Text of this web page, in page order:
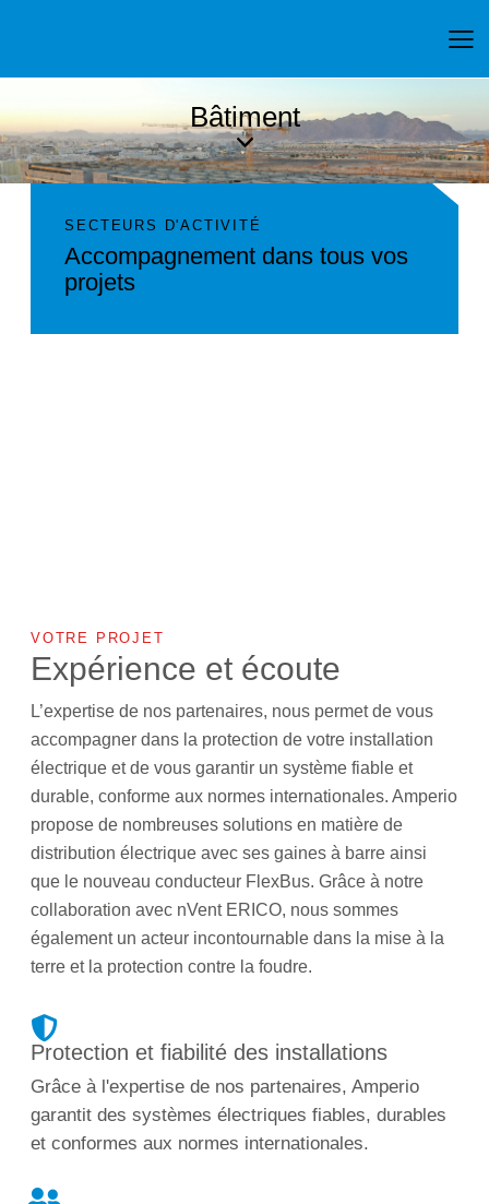
Bâtiment
SECTEURS D'ACTIVITÉ
Accompagnement dans tous vos
projets
VOTRE PROJET
Expérience et écoute
L’expertise de nos partenaires, nous permet de vous
accompagner dans la protection de votre installation
électrique et de vous garantir un système fiable et
durable, conforme aux normes internationales. Amperio
propose de nombreuses solutions en matière de
distribution électrique avec ses gaines à barre ainsi
que le nouveau conducteur FlexBus. Grâce à notre
collaboration avec nVent ERICO, nous sommes
également un acteur incontournable dans la mise à la
terre et la protection contre la foudre.
Protection et fiabilité des installations
Grâce à l'expertise de nos partenaires, Amperio
garantit des systèmes électriques fiables, durables
et conformes aux normes internationales.